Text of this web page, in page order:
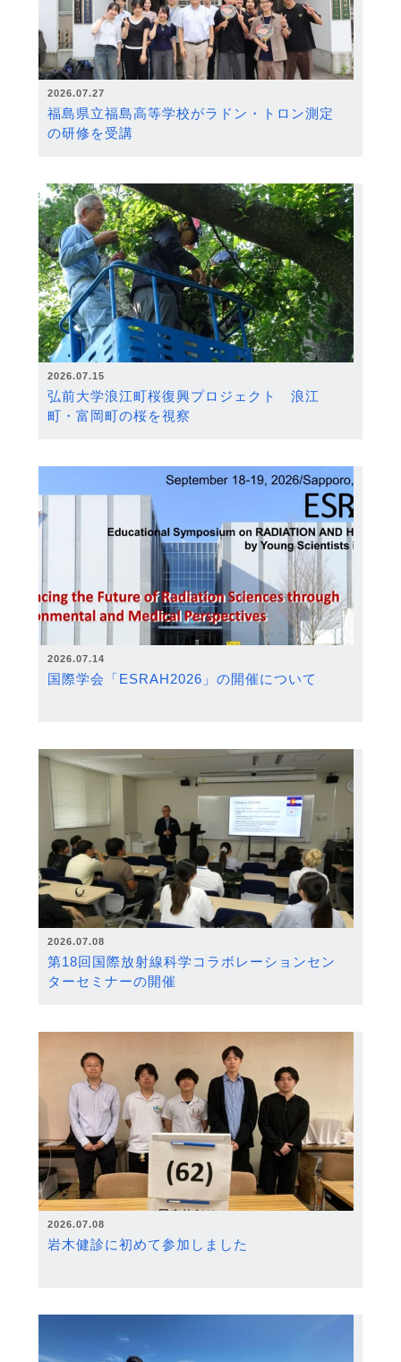
2026.07.27
福島県立福島高等学校がラドン・トロン測定
の研修を受講
2026.07.15
弘前大学浪江町桜復興プロジェクト 浪江
町・富岡町の桜を視察
2026.07.14
国際学会「ESRAH2026」の開催について
2026.07.08
第18回国際放射線科学コラボレーションセン
ターセミナーの開催
2026.07.08
岩木健診に初めて参加しました